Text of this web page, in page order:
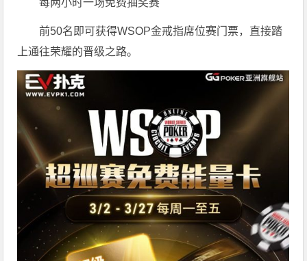
前50名即可获得WSOP金戒指席位赛门票，直接踏
上通往荣耀的晋级之路。